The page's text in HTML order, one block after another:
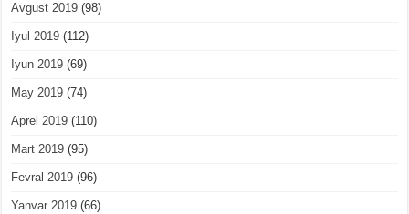
Avgust 2019 (98)
Iyul 2019 (112)
Iyun 2019 (69)
May 2019 (74)
Aprel 2019 (110)
Mart 2019 (95)
Fevral 2019 (96)
Yanvar 2019 (66)